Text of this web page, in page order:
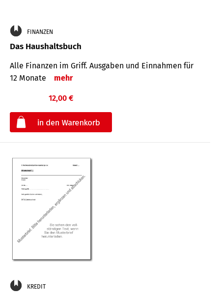
FINANZEN
Das Haushaltsbuch
Alle Finanzen im Griff. Aus­gaben und Ein­nahmen für
12 Monate
mehr
12,00 €
KREDIT